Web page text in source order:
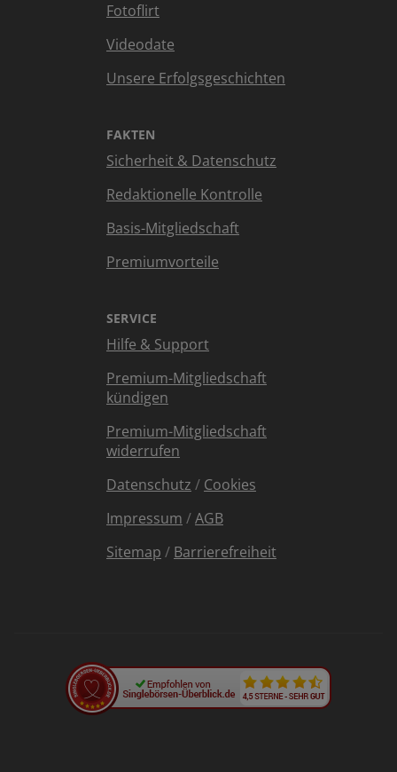
Fotoflirt
Videodate
Unsere Erfolgsgeschichten
FAKTEN
Sicherheit & Datenschutz
Redaktionelle Kontrolle
Basis-Mitgliedschaft
Premiumvorteile
SERVICE
Hilfe & Support
Premium-Mitgliedschaft
kündigen
Premium-Mitgliedschaft
widerrufen
Datenschutz / Cookies
Impressum /AGB
Sitemap / Barrierefreiheit